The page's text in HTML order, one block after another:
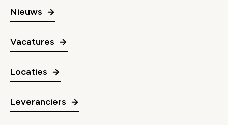
Nieuws
Vacatures
Locaties
Leveranciers